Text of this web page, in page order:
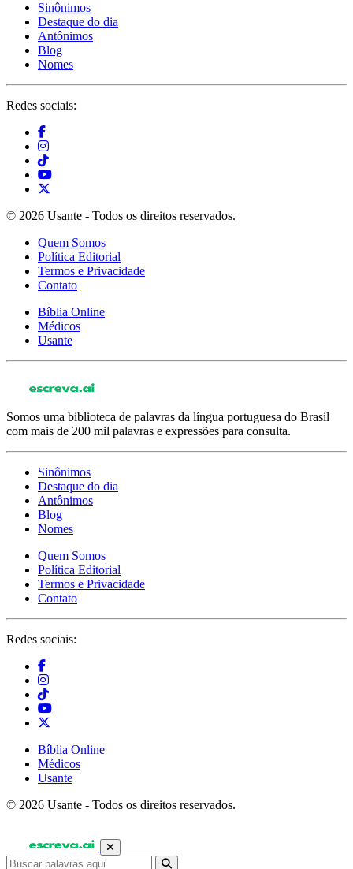
Sinônimos
Destaque do dia
Antônimos
Blog
Nomes
Redes sociais:
© 2026 Usante - Todos os direitos reservados.
Quem Somos
Política Editorial
Termos e Privacidade
Contato
Bíblia Online
Médicos
Usante
Somos uma biblioteca de palavras da língua portuguesa do Brasil
com mais de 200 mil palavras e expressões para consulta.
Sinônimos
Destaque do dia
Antônimos
Blog
Nomes
Quem Somos
Política Editorial
Termos e Privacidade
Contato
Redes sociais:
Bíblia Online
Médicos
Usante
© 2026 Usante - Todos os direitos reservados.